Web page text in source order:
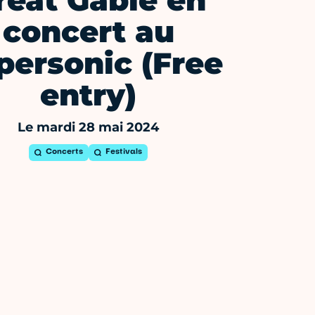
concert au
(Free
entry)
Le mardi 28 mai 2024
Concerts Festivals